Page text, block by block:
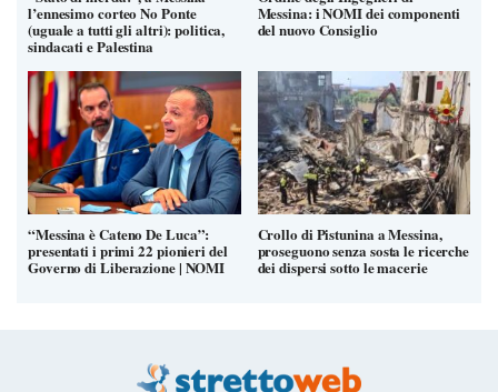
l’ennesimo corteo No Ponte
(uguale a tutti gli altri): politica,
sindacati e Palestina
Messina: i NOMI dei componenti
del nuovo Consiglio
“Messina è Cateno De Luca”:
presentati i primi 22 pionieri del
Governo di Liberazione | NOMI
Crollo di Pistunina a Messina,
proseguono senza sosta le ricerche
dei dispersi sotto le macerie